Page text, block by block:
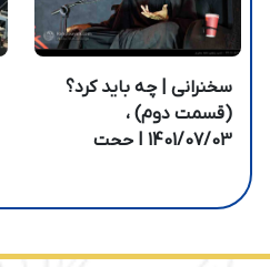
سخنرانی | چه باید کرد؟
(قسمت دوم) ،
1401/07/03 | حجت